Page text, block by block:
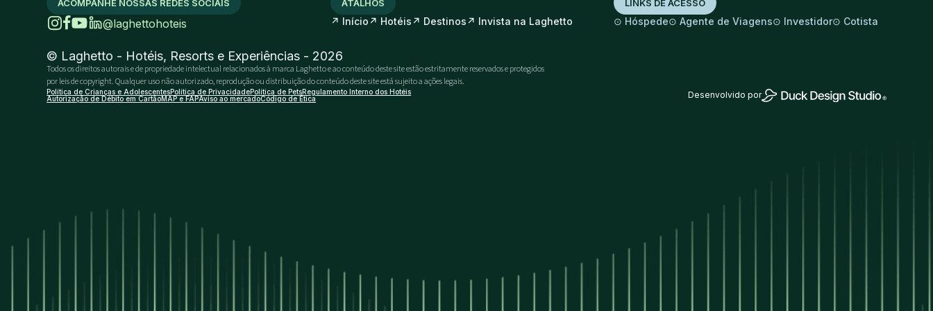
ACOMPANHE NOSSAS REDES SOCIAIS
@laghettohoteis
ATALHOS
↗ Início ↗ Hotéis ↗ Destinos ↗ Invista na Laghetto
LINKS DE ACESSO
⊙ Hóspede⊙ Agente de Viagens⊙ Investidor⊙ Cotista
© Laghetto - Hotéis, Resorts e Experiências - 2026
Todos os direitos autorais e de propriedade intelectual relacionados à marca Laghetto e ao conteúdo deste site estão estritamente reservados e protegidos
por leis de copyright. Qualquer uso não autorizado, reprodução ou distribuição do conteúdo deste site está sujeito a ações legais.
Política de Crianças e AdolescentesPolítica de PrivacidadePolítica de PetsRegulamento Interno dos Hotéis
Autorização de Débito em CartãoMAP e FAPAviso ao mercadoCódigo de Ética Desenvolvido por